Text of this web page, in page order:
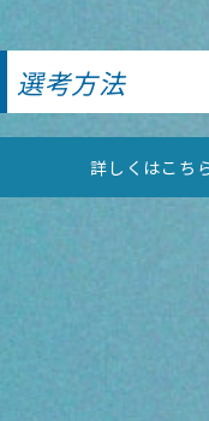
選考方法
詳しくはこち